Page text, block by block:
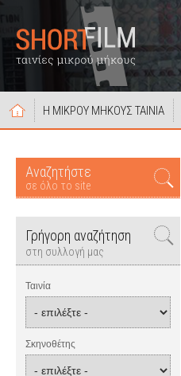
Η ΜΙΚΡΟΥ ΜΗΚΟΥΣ ΤΑΙΝΙΑ
Αναζητήστε
σε όλο το site
Γρήγορη αναζήτηση
στη συλλογή μας
Ταινία
Σκηνοθέτης